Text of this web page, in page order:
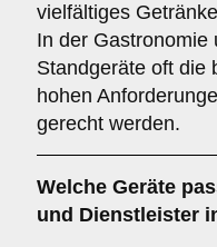
vielfältiges
In der Gastronomie
Standgeräte oft die
hohen
gerecht werden.
Welche Geräte
und Dienstleister